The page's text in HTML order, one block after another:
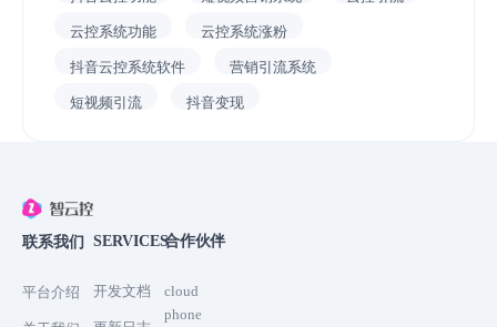
云控系统功能 云控系统涨粉
抖音云控系统软件 营销引流系统
短视频引流 抖音变现
联系我们
平台介绍
SERVICES
开发文档
合作伙伴
cloud
phone